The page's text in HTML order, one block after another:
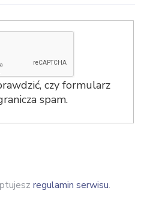
czy formularz
spam.
regulamin serwisu.